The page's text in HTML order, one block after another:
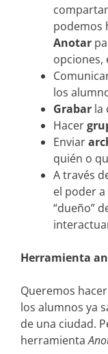
podemos
Anotar
opciones,
los
Grabar la
Hacer
Enviar
quién o
A través
el poder
“dueño”
Herramienta
Queremos
los alumnos ya
de una ciudad.
herramienta